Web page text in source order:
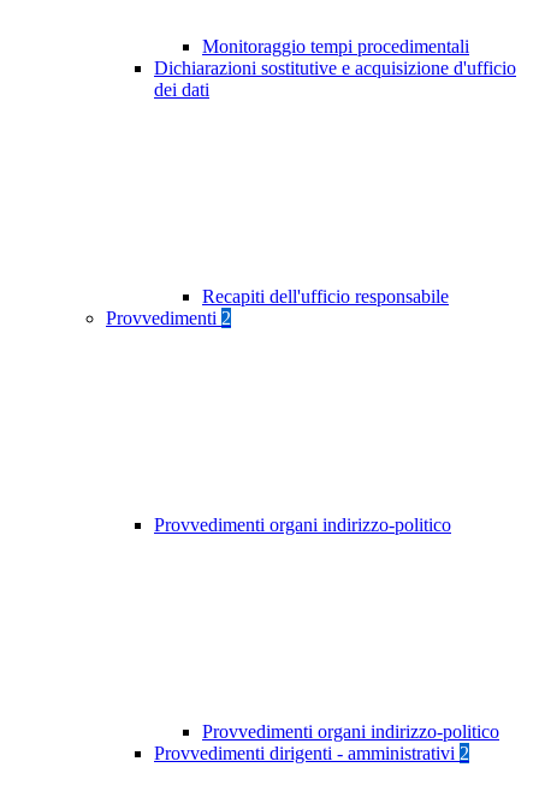
Monitoraggio tempi procedimentali
Dichiarazioni sostitutive e acquisizione d'ufficio
dei dati
Recapiti dell'ufficio responsabile
Provvedimenti 2
Provvedimenti organi indirizzo-politico
Provvedimenti organi indirizzo-politico
Provvedimenti dirigenti - amministrativi 2